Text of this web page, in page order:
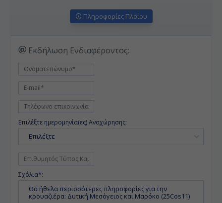
Πληροφορίες Πλοίου
Εκδήλωση Ενδιαφέροντος:
Επιλέξτε ημερομηνία(ες) Αναχώρησης:
Επιλέξτε
Σχόλια*: